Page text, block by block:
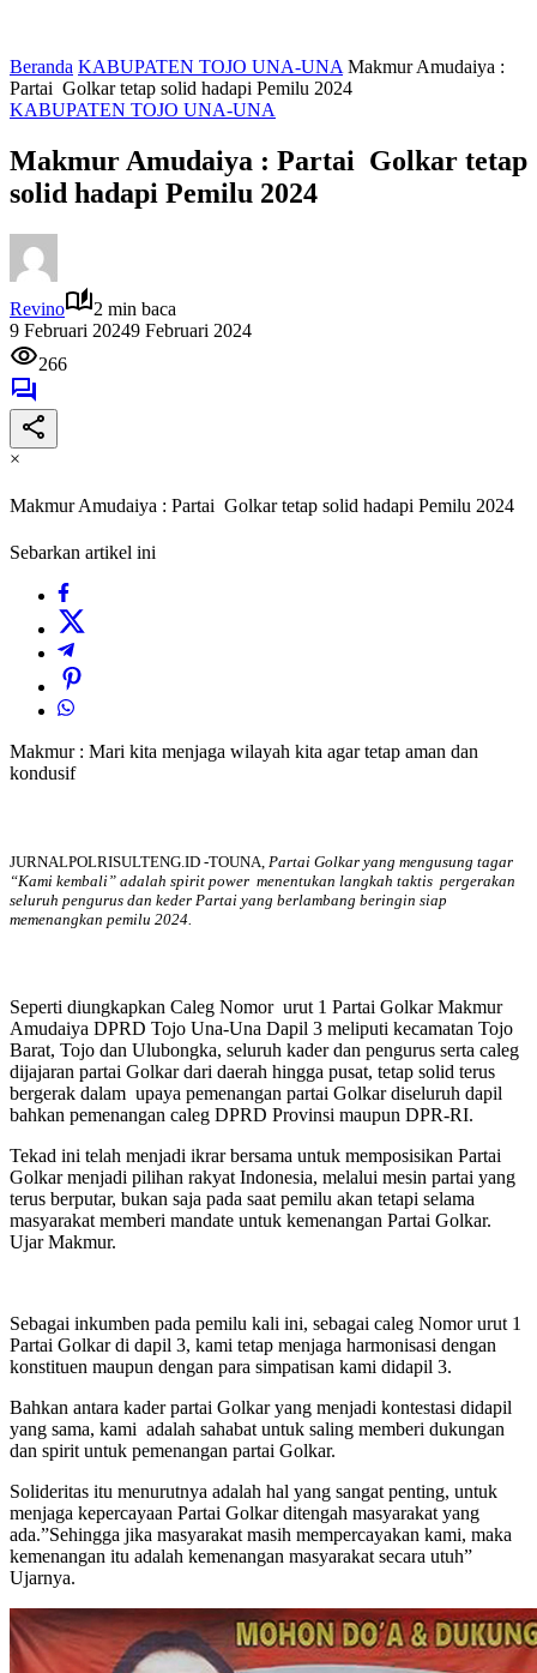
Beranda KABUPATEN TOJO UNA-UNA Makmur Amudaiya :
Partai Golkar tetap solid hadapi Pemilu 2024
KABUPATEN TOJO UNA-UNA
Makmur Amudaiya : Partai Golkar tetap
solid hadapi Pemilu 2024
Revino
2 min baca
9 Februari 20249 Februari 2024
266
×
Makmur Amudaiya : Partai Golkar tetap solid hadapi Pemilu 2024
Sebarkan artikel ini
Makmur : Mari kita menjaga wilayah kita agar tetap aman dan
kondusif
JURNALPOLRISULTENG.ID -TOUNA, Partai Golkar yang mengusung tagar
“Kami kembali” adalah spirit power menentukan langkah taktis pergerakan
seluruh pengurus dan keder Partai yang berlambang beringin siap
memenangkan pemilu 2024.
Seperti diungkapkan Caleg Nomor urut 1 Partai Golkar Makmur
Amudaiya DPRD Tojo Una-Una Dapil 3 meliputi kecamatan Tojo
Barat, Tojo dan Ulubongka, seluruh kader dan pengurus serta caleg
dijajaran partai Golkar dari daerah hingga pusat, tetap solid terus
bergerak dalam upaya pemenangan partai Golkar diseluruh dapil
bahkan pemenangan caleg DPRD Provinsi maupun DPR-RI.
Tekad ini telah menjadi ikrar bersama untuk memposisikan Partai
Golkar menjadi pilihan rakyat Indonesia, melalui mesin partai yang
terus berputar, bukan saja pada saat pemilu akan tetapi selama
masyarakat memberi mandate untuk kemenangan Partai Golkar.
Ujar Makmur.
Sebagai inkumben pada pemilu kali ini, sebagai caleg Nomor urut 1
Partai Golkar di dapil 3, kami tetap menjaga harmonisasi dengan
konstituen maupun dengan para simpatisan kami didapil 3.
Bahkan antara kader partai Golkar yang menjadi kontestasi didapil
yang sama, kami adalah sahabat untuk saling memberi dukungan
dan spirit untuk pemenangan partai Golkar.
Solideritas itu menurutnya adalah hal yang sangat penting, untuk
menjaga kepercayaan Partai Golkar ditengah masyarakat yang
ada.”Sehingga jika masyarakat masih mempercayakan kami, maka
kemenangan itu adalah kemenangan masyarakat secara utuh”
Ujarnya.